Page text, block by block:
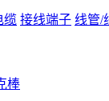
缆 接线端子 线管/
棒